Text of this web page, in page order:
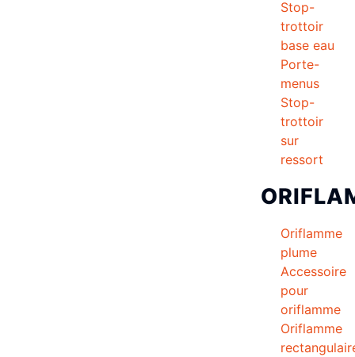
Stop-
trottoir
base eau
Porte-
menus
Stop-
trottoir
sur
ressort
Oriflamme
plume
Accessoire
pour
oriflamme
Oriflamme